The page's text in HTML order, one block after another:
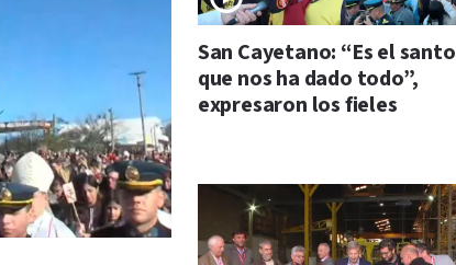
San Cayetano: “Es el santo
que nos ha dado todo”,
expresaron los fieles